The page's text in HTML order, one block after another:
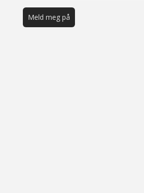
Meld meg på